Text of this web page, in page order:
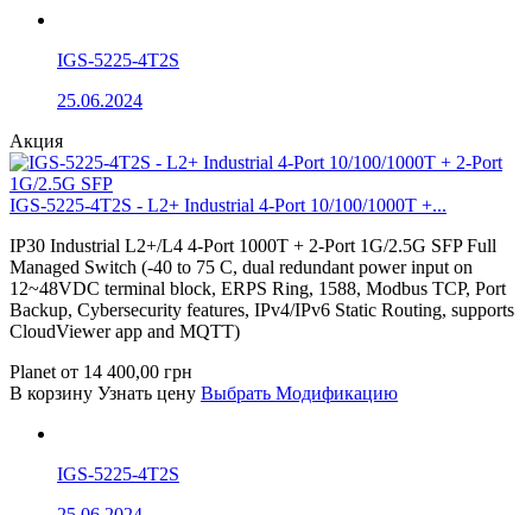
IGS-5225-4T2S
25.06.2024
Акция
IGS-5225-4T2S - L2+ Industrial 4-Port 10/100/1000T +...
IP30 Industrial L2+/L4 4-Port 1000T + 2-Port 1G/2.5G SFP Full
Managed Switch (-40 to 75 C, dual redundant power input on
12~48VDC terminal block, ERPS Ring, 1588, Modbus TCP, Port
Backup, Cybersecurity features, IPv4/IPv6 Static Routing, supports
CloudViewer app and MQTT)
Planet от 14 400,00 грн
В корзину Узнать цену Выбрать Модификацию
IGS-5225-4T2S